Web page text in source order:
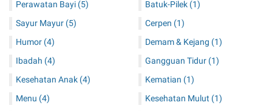
Perawatan Bayi (5)
Sayur Mayur (5)
Humor (4)
Ibadah (4)
Kesehatan Anak (4)
Menu (4)
Batuk-Pilek (1)
Cerpen (1)
Demam & Kejang (1)
Gangguan Tidur (1)
Kematian (1)
Kesehatan Mulut (1)